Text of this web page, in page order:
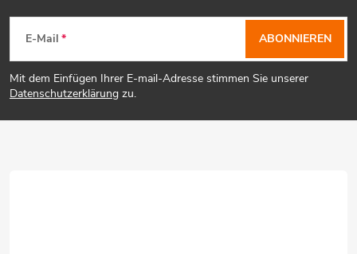
F
u
ß
E-Mail
Mit dem Einfügen Ihrer E-mail-Adresse stimmen Sie unserer
Datenschutzerklärung zu.
ABONNIEREN